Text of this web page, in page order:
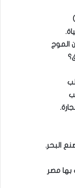
البحر.
بها مصر